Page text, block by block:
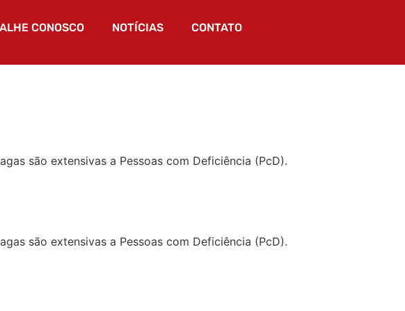
CONOSCO NOTÍCIAS CONTATO
são extensivas a Pessoas com Deficiência (PcD).
são extensivas a Pessoas com Deficiência (PcD).